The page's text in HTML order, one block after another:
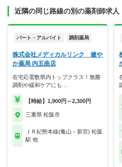
近隣の同じ路線の別の薬剤師求人
パート・アルバイト 調剤薬局
株式会社メディカルリンク 健や
か薬局 内五曲店
在宅応需数県内トップクラス！無菌
調剤や緩和ケアにも…
【時給】1,900円～2,300円
三重県 松阪市
ＪＲ紀勢本線(亀山－新宮) 松阪
駅 他